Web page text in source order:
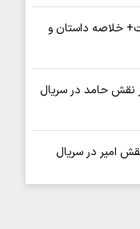
خلاصه داستان و
نقش حامد در سریال
امیر در سریال